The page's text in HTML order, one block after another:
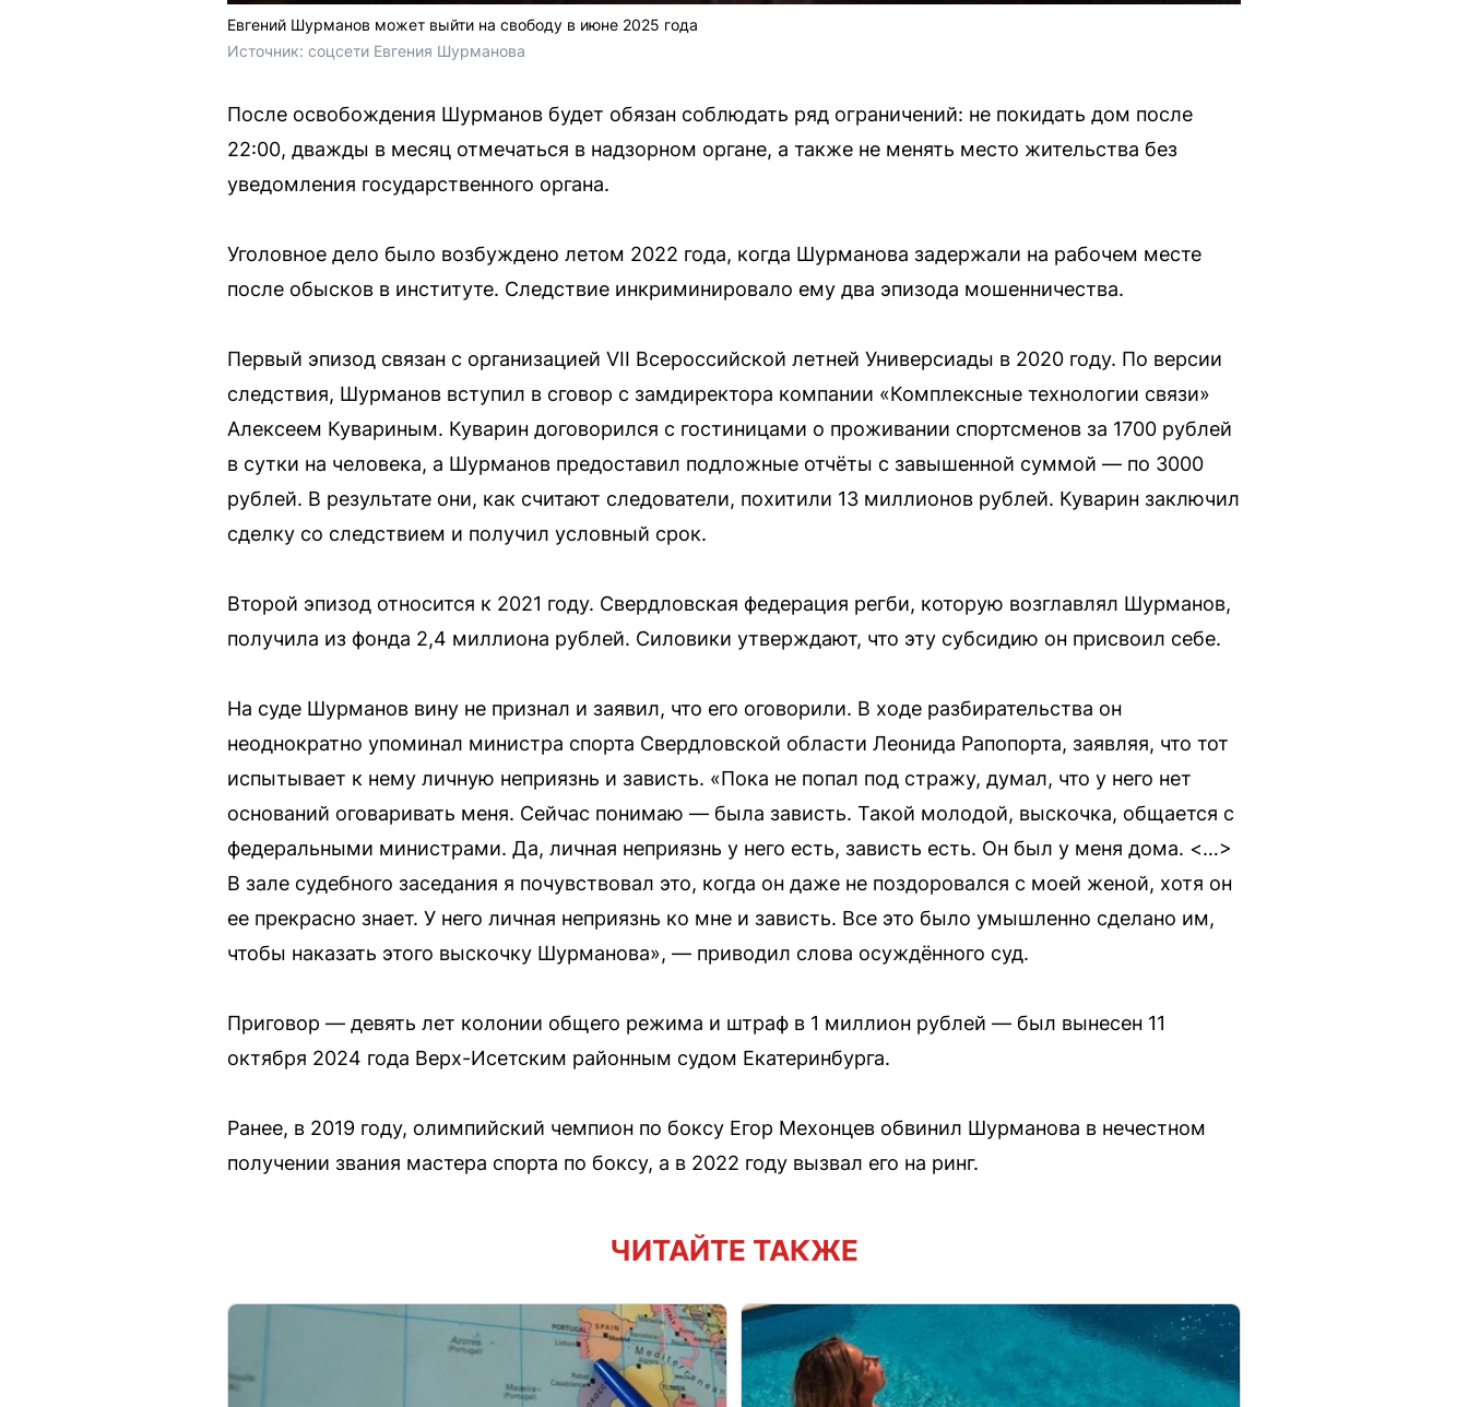
Евгений Шурманов может выйти на свободу в июне 2025 года
Источник: соцсети Евгения Шурманова
После освобождения Шурманов будет обязан соблюдать ряд ограничений: не покидать дом после
22:00, дважды в месяц отмечаться в надзорном органе, а также не менять место жительства без
уведомления государственного органа.
Уголовное дело было возбуждено летом 2022 года, когда Шурманова задержали на рабочем месте
после обысков в институте. Следствие инкриминировало ему два эпизода мошенничества.
Первый эпизод связан с организацией VII Всероссийской летней Универсиады в 2020 году. По версии
следствия, Шурманов вступил в сговор с замдиректора компании «Комплексные технологии связи»
Алексеем Кувариным. Куварин договорился с гостиницами о проживании спортсменов за 1700 рублей
в сутки на человека, а Шурманов предоставил подложные отчёты с завышенной суммой — по 3000
рублей. В результате они, как считают следователи, похитили 13 миллионов рублей. Куварин заключил
сделку со следствием и получил условный срок.
Второй эпизод относится к 2021 году. Свердловская федерация регби, которую возглавлял Шурманов,
получила из фонда 2,4 миллиона рублей. Силовики утверждают, что эту субсидию он присвоил себе.
На суде Шурманов вину не признал и заявил, что его оговорили. В ходе разбирательства он
неоднократно упоминал министра спорта Свердловской области Леонида Рапопорта, заявляя, что тот
испытывает к нему личную неприязнь и зависть. «Пока не попал под стражу, думал, что у него нет
оснований оговаривать меня. Сейчас понимаю — была зависть. Такой молодой, выскочка, общается с
федеральными министрами. Да, личная неприязнь у него есть, зависть есть. Он был у меня дома. <…>
В зале судебного заседания я почувствовал это, когда он даже не поздоровался с моей женой, хотя он
ее прекрасно знает. У него личная неприязнь ко мне и зависть. Все это было умышленно сделано им,
чтобы наказать этого выскочку Шурманова», — приводил слова осуждённого суд.
Приговор — девять лет колонии общего режима и штраф в 1 миллион рублей — был вынесен 11
октября 2024 года Верх-Исетским районным судом Екатеринбурга.
Ранее, в 2019 году, олимпийский чемпион по боксу Егор Мехонцев обвинил Шурманова в нечестном
получении звания мастера спорта по боксу, а в 2022 году вызвал его на ринг.
ЧИТАЙТЕ ТАКЖЕ